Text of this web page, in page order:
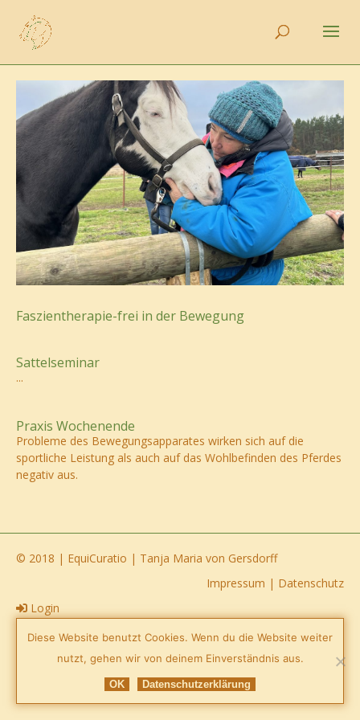
Faszientherapie-frei in der Bewegung
Sattelseminar
...
Praxis Wochenende
Probleme des Bewegungsapparates wirken sich auf die
sportliche Leistung als auch auf das Wohlbefinden des Pferdes
negativ aus.
© 2018 | EquiCuratio | Tanja Maria von Gersdorff
Datenschutz
|
Impressum
Login
Facebook
Diese Website benutzt Cookies. Wenn du die Website weiter
nutzt, gehen wir von deinem Einverständnis aus.
OK Datenschutzerklärung